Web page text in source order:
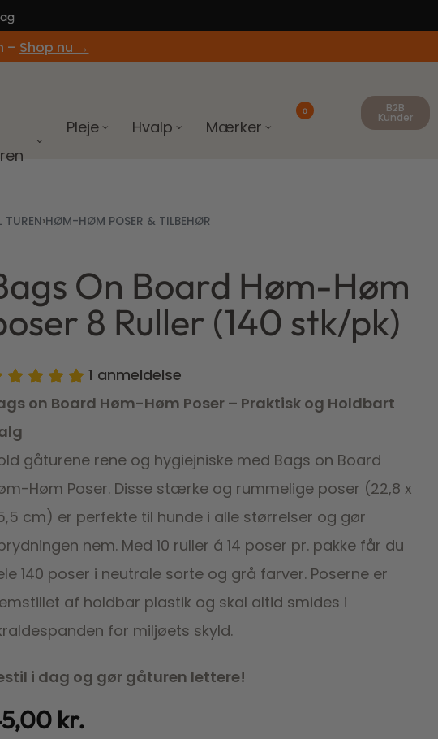
– Shop nu →
Pleje Hvalp Mærker
0 B2B
Kunder
TUREN›HØM-HØM POSER & TILBEHØR
119,00kr.
495,00 kr.
On Board Høm-Høm
8 Ruller (140 stk/pk)
1 anmeldelse
on Board Høm-Høm Poser – Praktisk og Holdbart
gåturene rene og hygiejniske med Bags on Board
Høm Poser. Disse stærke og rummelige poser (22,8 x
cm) er perfekte til hunde i alle størrelser og gør
nem. Med 10 ruller á 14 poser pr. pakke får du
140 poser i neutrale sorte og grå farver. Poserne er
af holdbar plastik og skal altid smides i
for miljøets skyld.
i dag og gør gåturen lettere!
kr.